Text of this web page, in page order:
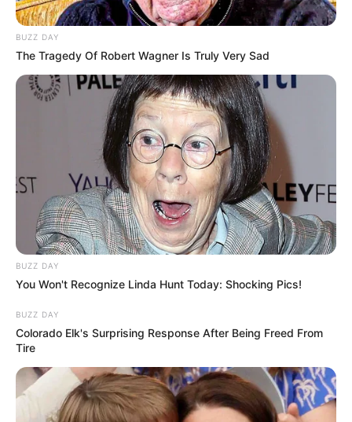
(foto: organisedpreetyhome)
6. Model tabung ini juga bisa jadi alternatif, apalagi
jika bisa berputar pasti lebih mudah mengambil dan
mengembalikan
BUZZ DAY
The Tragedy Of Robert Wagner Is Truly Very Sad
BUZZ DAY
You Won't Recognize Linda Hunt Today: Shocking Pics!
BUZZ DAY
Colorado Elk's Surprising Response After Being Freed From
Tire